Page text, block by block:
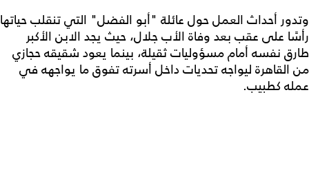
وتدور أحداث العمل حول عائلة "أبو الفضل" التي تنقلب حياتها
رأسًا على عقب بعد وفاة الأب جلال، حيث يجد الابن الأكبر
طارق نفسه أمام مسؤوليات ثقيلة، بينما يعود شقيقه حجازي
من القاهرة ليواجه تحديات داخل أسرته تفوق ما يواجهه في
عمله كطبيب.